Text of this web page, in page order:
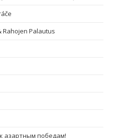
Rahojen Palautus
азартным победам!